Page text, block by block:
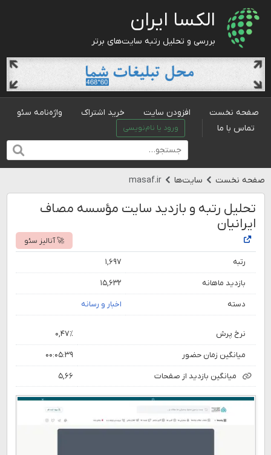
الکسا ایران
بررسی و تحلیل رتبه سایت‌های برتر
صفحه نخست افزودن سایت خرید اشتراک
واژه‌نامه سئو
تماس با ما
ورود یا نام‌نویسی
صفحه نخست سایت‌ها masaf.ir
تحلیل رتبه و بازدید سایت مؤسسه مصاف
ایرانیان
🚀 آنالیز سئو
رتبه ۱,۶۹۷
بازدید ماهانه ۱۵,۶۳۲
دسته اخبار و رسانه
نرخ پرش ۰,۴۷٪
میانگین زمان حضور ۰۰:۰۵:۳۹
میانگین بازدید از صفحات ۵,۶۶